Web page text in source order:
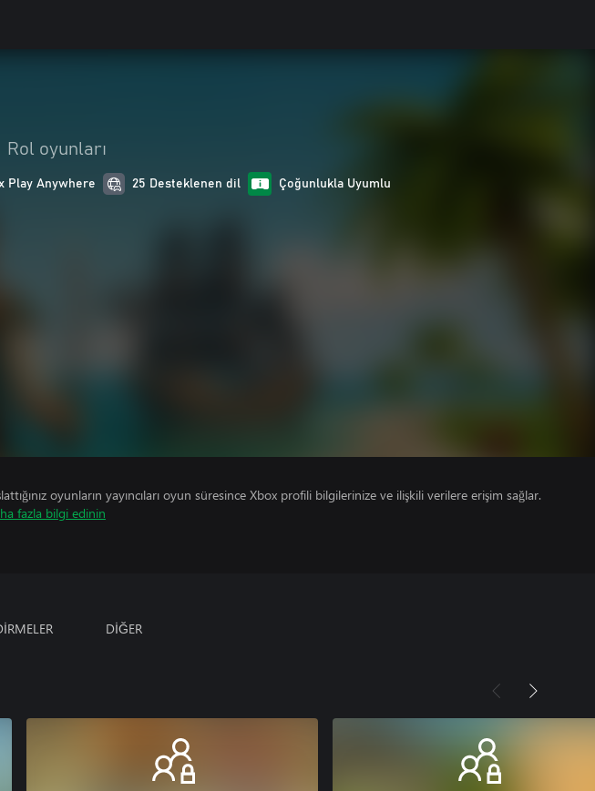
Rol oyunları
Play Anywhere 25 Desteklenen dil Çoğunlukla Uyumlu
oyunların yayıncıları oyun süresince Xbox profili bilgilerinize ve ilişkili verilere erişim sağlar.
fazla bilgi edinin
DİĞER